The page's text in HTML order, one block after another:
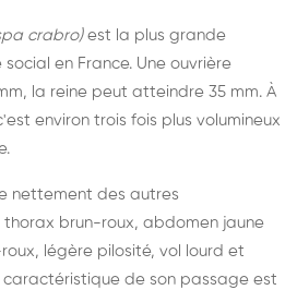
crabro)est la plus grande
en France. Une ouvrière
la reine peut atteindre 35 mm. À
environ trois fois plus volumineux
nettement des autres
brun-roux, abdomen jaune
légère pilosité, vol lourd et
caractéristique de son passage est